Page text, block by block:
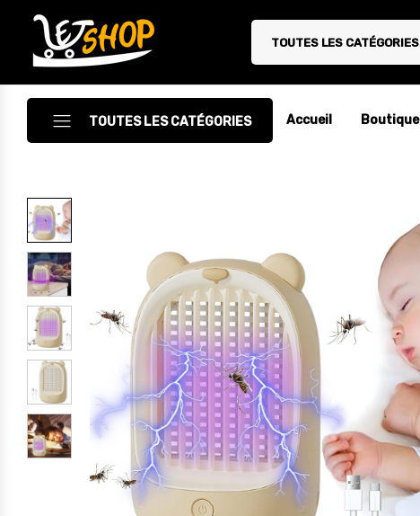
Letshop.dz
TOUTES LES CATÉGORIES
TOUTES LES CATÉGORIES
Accessoires
Accessoires Auto/Moto
Accessoires PC
Camping & Randonnée
Cuisine
Décoration
Electroménager
Électronique
Jouets
Maison
Accueil Boutique